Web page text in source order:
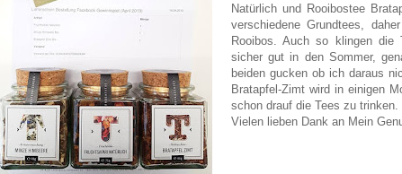
Natürlich und Rooibostee
verschiedene Grundtees,
Rooibos. Auch so klingen die
sicher gut in den Sommer,
beiden gucken ob ich daraus
Bratapfel-Zimt wird in einigen
schon drauf die Tees zu trinken.
Vielen lieben Dank an Mein